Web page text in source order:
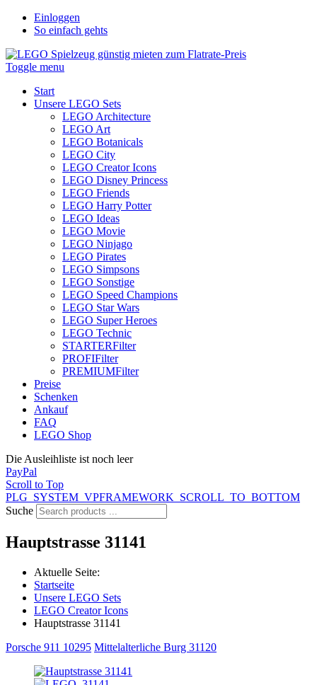
Einloggen
So einfach gehts
Toggle menu
Start
Unsere LEGO Sets
LEGO Architecture
LEGO Art
LEGO Botanicals
LEGO City
LEGO Creator Icons
LEGO Disney Princess
LEGO Friends
LEGO Harry Potter
LEGO Ideas
LEGO Movie
LEGO Ninjago
LEGO Pirates
LEGO Simpsons
LEGO Sonstige
LEGO Speed Champions
LEGO Star Wars
LEGO Super Heroes
LEGO Technic
STARTERFilter
PROFIFilter
PREMIUMFilter
Preise
Schenken
Ankauf
FAQ
LEGO Shop
Die Ausleihliste ist noch leer
PayPal
Scroll to Top
PLG_SYSTEM_VPFRAMEWORK_SCROLL_TO_BOTTOM
Suche
Hauptstrasse 31141
Aktuelle Seite:
Startseite
Unsere LEGO Sets
LEGO Creator Icons
Hauptstrasse 31141
Porsche 911 10295 Mittelalterliche Burg 31120